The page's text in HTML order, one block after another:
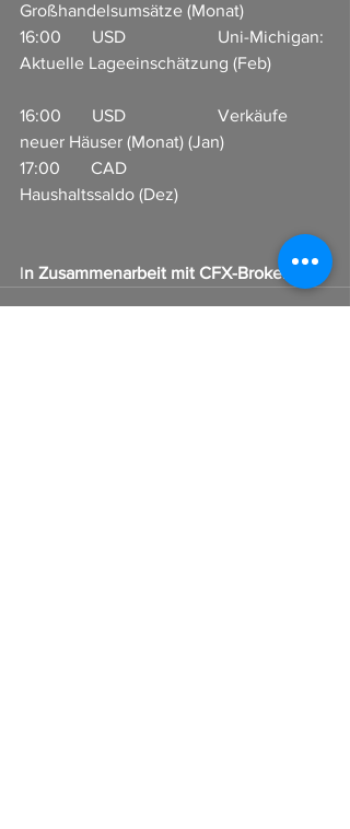
Großhandelsumsätze (Monat)
16:00       USD                     Uni-Michigan:
Aktuelle Lageeinschätzung (Feb)
16:00       USD                     Verkäufe
neuer Häuser (Monat) (Jan)
17:00       CAD
Haushaltssaldo (Dez)
In Zusammenarbeit mit CFX-Broker